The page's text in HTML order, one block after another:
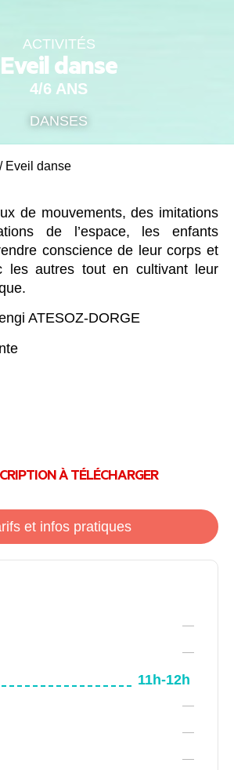
ACTIVITÉS
Eveil danse
4/6 ANS
DANSES
/ Eveil danse
de mouvements, des imitations
de l’espace, les enfants
conscience de leur corps et
les autres tout en cultivant leur
ATESOZ-DORGE
À TÉLÉCHARGER
et infos pratiques
11h-12h